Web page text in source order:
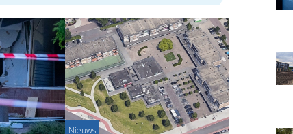
Nieuws